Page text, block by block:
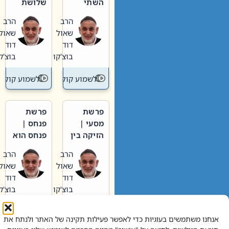
אנחנו משתמשים בעוגיות כדי לאפשר פעילות תקינה של האתר ולנתח את
וערב של
חיינו
הרב
שאול
דוד
בוצ'קו
לשמוע קול תורה – מדרש
האבות
הרב
שאול
דוד
בוצ'קו
לשמוע קול
פרשת
מסעי |
הזיקה בין
הגדול לעם הרב
שאול
דוד
בוצ'קו
לשמוע קול תורה – מדרש
פרשת
פנחס |
פנחס הוא
אליהו: בין
קנאות
הורסת
לקנאות
בונה
הרב
שאול
דוד
בוצ'קו
לשמוע קול